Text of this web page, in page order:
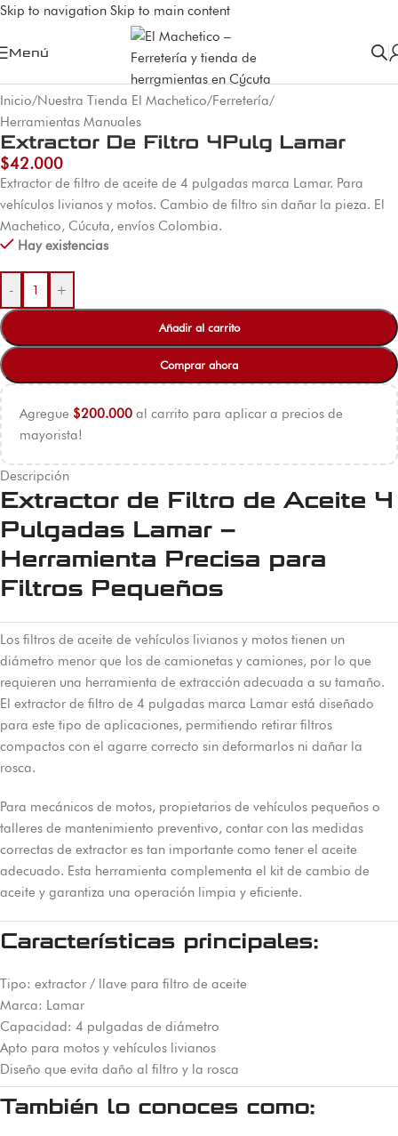
Skip to navigation Skip to main content
Menú
Inicio/Nuestra Tienda El Machetico/Ferretería/
Herramientas Manuales
Extractor De Filtro 4Pulg Lamar
$42.000
Extractor de filtro de aceite de 4 pulgadas marca Lamar. Para
vehículos livianos y motos. Cambio de filtro sin dañar la pieza. El
Machetico, Cúcuta, envíos Colombia.
Hay existencias
- +
Añadir al carrito
Comprar ahora
Agregue $200.000 al carrito para aplicar a precios de
mayorista!
Descripción
Extractor de Filtro de Aceite 4
Pulgadas Lamar –
Herramienta Precisa para
Filtros Pequeños
Los filtros de aceite de vehículos livianos y motos tienen un
diámetro menor que los de camionetas y camiones, por lo que
requieren una herramienta de extracción adecuada a su tamaño.
El extractor de filtro de 4 pulgadas marca Lamar está diseñado
para este tipo de aplicaciones, permitiendo retirar filtros
compactos con el agarre correcto sin deformarlos ni dañar la
rosca.
Para mecánicos de motos, propietarios de vehículos pequeños o
talleres de mantenimiento preventivo, contar con las medidas
correctas de extractor es tan importante como tener el aceite
adecuado. Esta herramienta complementa el kit de cambio de
aceite y garantiza una operación limpia y eficiente.
Características principales:
Tipo: extractor / llave para filtro de aceite
Marca: Lamar
Capacidad: 4 pulgadas de diámetro
Apto para motos y vehículos livianos
Diseño que evita daño al filtro y la rosca
También lo conoces como: